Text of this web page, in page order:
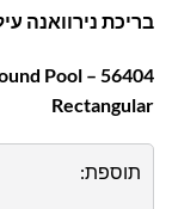
בריכת נירוואנה עילית
Pool
Rectangular
תוספת: